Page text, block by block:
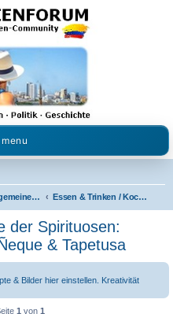
und Visum in Kolumbien und Venezuela.
Kolumbienforum
Festland | Allgemeine Fragen Essen & Trinken / Koch- Back & Rezeptecke
der Spirituosen:
& Tapetusa
& Bilder hier einstellen. Kreativität
1 von 1